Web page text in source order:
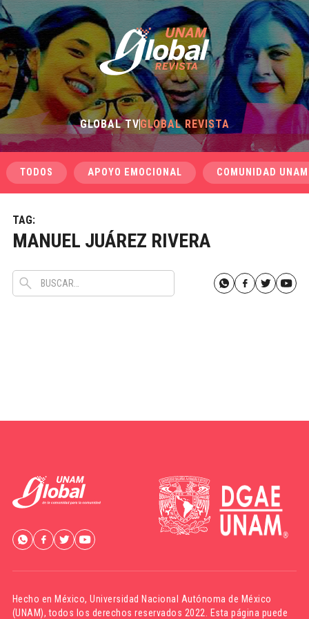
GLOBAL TVGLOBAL REVISTA
TODOS APOYO EMOCIONAL COMUNIDAD UNAM
TAG:
MANUEL JUÁREZ RIVERA
Hecho en México,Universidad Nacional Autónoma de México
(UNAM), todos los derechos reservados 2022. Esta página puede